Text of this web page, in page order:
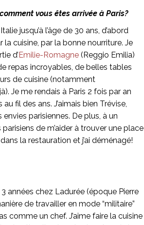
vous êtes arrivée à Paris?
jusqu’à l’âge de 30 ans, d’abord
cuisine, par la bonne nourriture. Je
d’Emilie-Romagne (Reggio Emilia)
repas incroyables, de belles tables
de cuisine (notamment
Je me rendais à Paris 2 fois par an
fil des ans. J’aimais bien Trévise,
parisiennes. De plus, à un
de m’aider à trouver une place
la restauration et j’ai déménagé!
années chez Ladurée (époque Pierre
de travailler en mode “militaire”
comme un chef. J’aime faire la cuisine